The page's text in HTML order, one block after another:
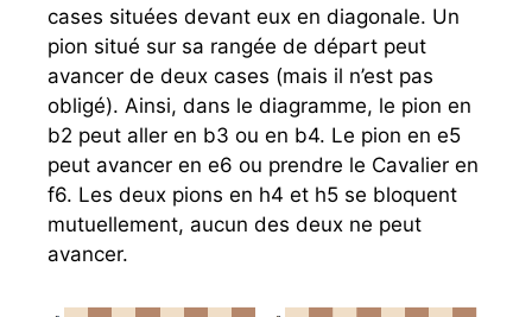
cases situées devant eux en diagonale. Un
pion situé sur sa rangée de départ peut
avancer de deux cases (mais il n’est pas
obligé). Ainsi, dans le diagramme, le pion en
b2 peut aller en b3 ou en b4. Le pion en e5
peut avancer en e6 ou prendre le Cavalier en
f6. Les deux pions en h4 et h5 se bloquent
mutuellement, aucun des deux ne peut
avancer.